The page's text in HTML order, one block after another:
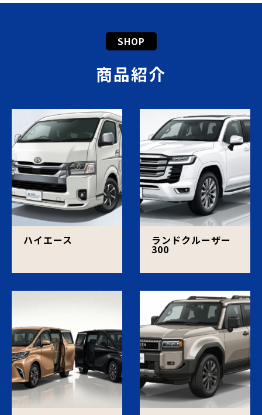
SHOP
商品紹介
ハイエース ランドクルーザー
300